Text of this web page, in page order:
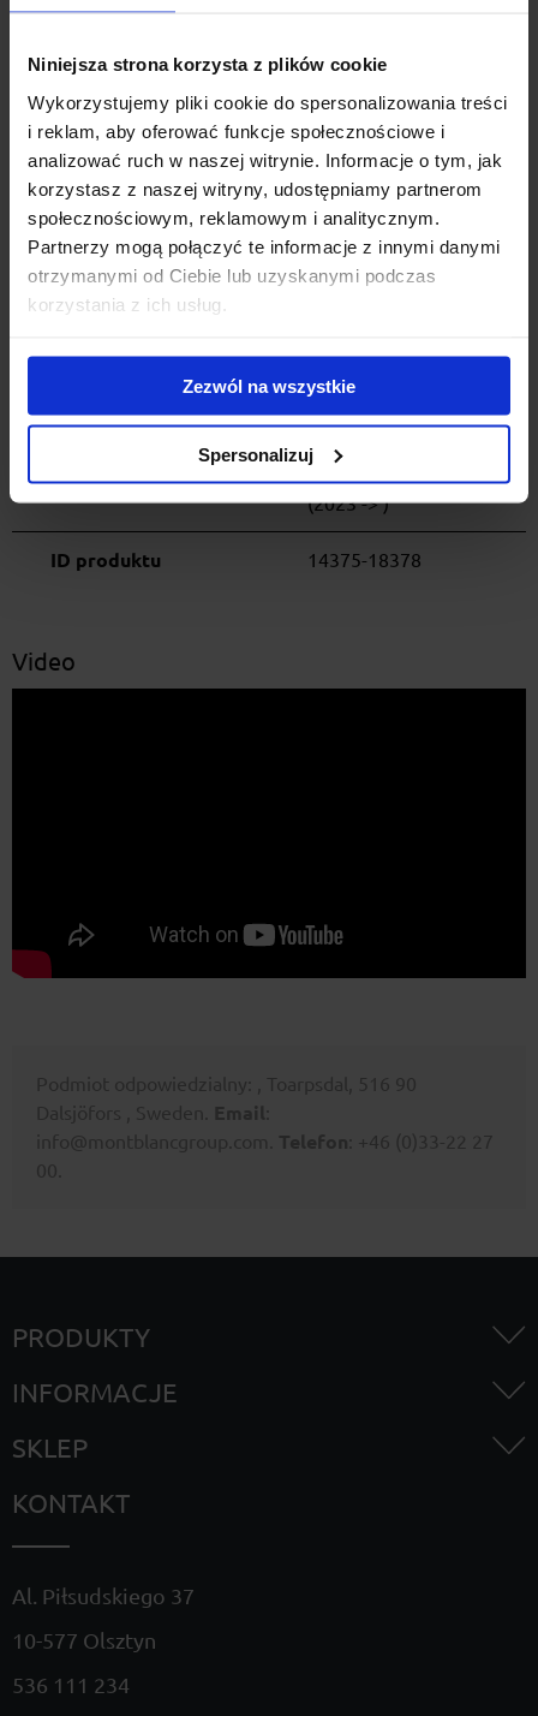
Niniejsza strona korzysta z plików cookie
Wykorzystujemy pliki cookie do spersonalizowania treści
i reklam, aby oferować funkcje społecznościowe i
analizować ruch w naszej witrynie. Informacje o tym, jak
korzystasz z naszej witryny, udostępniamy partnerom
społecznościowym, reklamowym i analitycznym.
Partnerzy mogą połączyć te informacje z innymi danymi
otrzymanymi od Ciebie lub uzyskanymi podczas
korzystania z ich usług.
Zezwól na wszystkie
Spersonalizuj
aerodynamiczna belka wyposażona jest kanał montażowy
Bagażnik samochodowy Mont Blanc Xplore można
dopasować do innego samochodu poprzez wymianę stóp
lub belek.
Gwarancja 5 lat.
Specyfikacja
OPEL
zintegrowany reling
(2017 -> )
Austral 5d SUV
(2023 -> )
ID produktu 14375-18378
Video
Podmiot odpowiedzialny: , Toarpsdal, 516 90
Dalsjöfors , Sweden.
Email
info@montblancgroup.com. Telefon : +46 (0)33-22 27
00.
PRODUKTY
INFORMACJE
SKLEP
KONTAKT
Al. Piłsudskiego 37
10-577 Olsztyn
536 111 234